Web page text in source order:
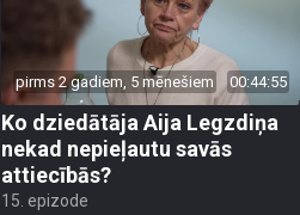
pirms 2 gadiem, 5 mēnešiem 00:44:55
Ko dziedātāja Aija Legzdiņa
nekad nepieļautu savās
attiecībās?
15. epizode